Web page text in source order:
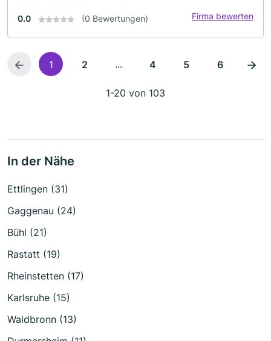
0.0 (0 Bewertungen) Firma bewerten
1 2 ... 4 5 6
1-20 von 103
In der Nähe
Ettlingen (31)
Gaggenau (24)
Bühl (21)
Rastatt (19)
Rheinstetten (17)
Karlsruhe (15)
Waldbronn (13)